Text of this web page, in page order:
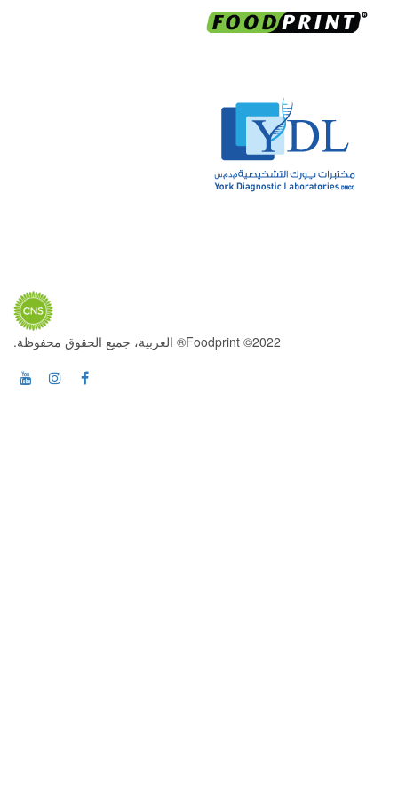
2022© Foodprint® العربية، جميع الحقوق محفوظة.